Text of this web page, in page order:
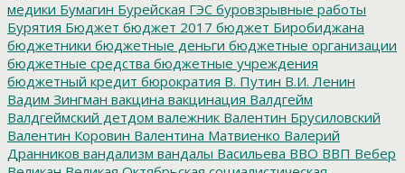
медики Бумагин Бурейская ГЭС буровзрывные работы
Бурятия Бюджет бюджет 2017 бюджет Биробиджана
бюджетники бюджетные деньги бюджетные организации
бюджетные средства бюджетные учреждения
бюджетный кредит бюрократия В. Путин В.И. Ленин
Вадим Зингман вакцина вакцинация Валдгейм
Валдгеймский детдом валежник Валентин Брусиловский
Валентин Коровин Валентина Матвиенко Валерий
Дранников вандализм вандалы Васильева ВВО ВВП Вебер